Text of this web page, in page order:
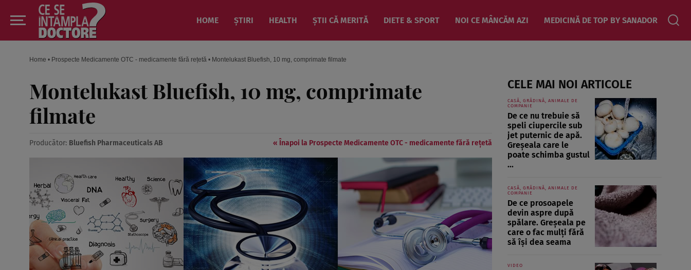
HOME ȘTIRI HEALTH ȘTII CĂ MERITĂ DIETE & SPORT NOI CE MÂNCĂM AZI MEDICINĂ DE TOP BY SANADOR
Home • Prospecte Medicamente OTC - medicamente fără rețetă • Montelukast Bluefish, 10 mg, comprimate filmate
Montelukast Bluefish, 10 mg, comprimate
filmate
Producător: Bluefish Pharmaceuticals AB « Înapoi la Prospecte Medicamente OTC - medicamente fără rețetă
CELE MAI NOI ARTICOLE
CASĂ, GRĂDINĂ, ANIMALE DE
COMPANIE
De ce nu trebuie să
speli ciupercile sub
jet puternic de apă.
Greșeala care le
poate schimba gustul
...
CASĂ, GRĂDINĂ, ANIMALE DE
COMPANIE
De ce prosoapele
devin aspre după
spălare. Greșeala pe
care o fac mulți fără
să își dea seama
VIDEO